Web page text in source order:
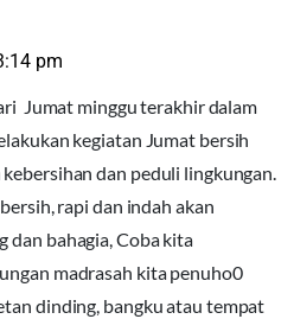
pm
Jumat minggu terakhir dalam
kegiatan Jumat bersih
dan peduli lingkungan.
rapi dan indah akan
dan bahagia, Coba kita
madrasah kita penuho0
dinding, bangku atau tempat